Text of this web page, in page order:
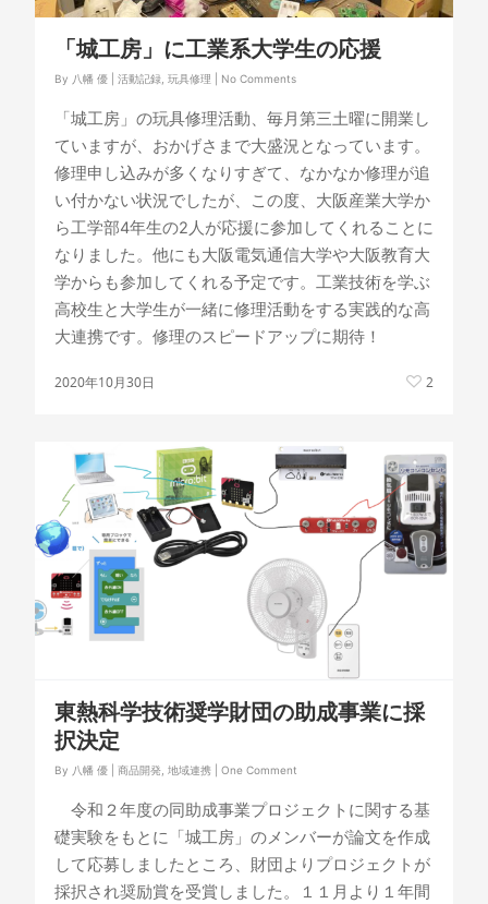
「城工房」に工業系大学生の応援
By 八幡 優 活動記録 玩具修理 No Comments
「城工房」の玩具修理活動、毎月第三土曜に開業し
ていますが、おかげさまで大盛況となっています。
修理申し込みが多くなりすぎて、なかなか修理が追
い付かない状況でしたが、この度、大阪産業大学か
ら工学部4年生の2人が応援に参加してくれることに
なりました。他にも大阪電気通信大学や大阪教育大
学からも参加してくれる予定です。工業技術を学ぶ
高校生と大学生が一緒に修理活動をする実践的な高
大連携です。修理のスピードアップに期待！
2020年10月30日 2
東熱科学技術奨学財団の助成事業に採
択決定
By 八幡 優 商品開発 地域連携 One Comment
令和２年度の同助成事業プロジェクトに関する基
礎実験をもとに「城工房」のメンバーが論文を作成
して応募しましたところ、財団よりプロジェクトが
採択され奨励賞を受賞しました。１１月より１年間